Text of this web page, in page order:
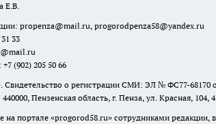
Е.В.
propenza@mail.ru, progorodpenza58@yandex.ru
33
(902) 205 50 66
о регистрации СМИ: ЭЛ № ФС77-68170
Пензенская область, г. Пенза, ул. Красная,
портале «progorod58.ru» сотрудниками редакции,